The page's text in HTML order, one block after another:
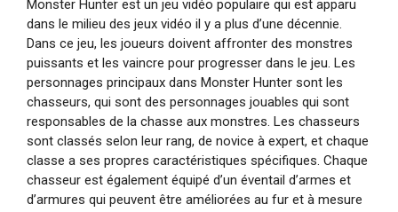
Monster Hunter est un jeu vidéo populaire qui est apparu
dans le milieu des jeux vidéo il y a plus d’une décennie.
Dans ce jeu, les joueurs doivent affronter des monstres
puissants et les vaincre pour progresser dans le jeu. Les
personnages principaux dans Monster Hunter sont les
chasseurs, qui sont des personnages jouables qui sont
responsables de la chasse aux monstres. Les chasseurs
sont classés selon leur rang, de novice à expert, et chaque
classe a ses propres caractéristiques spécifiques. Chaque
chasseur est également équipé d’un éventail d’armes et
d’armures qui peuvent être améliorées au fur et à mesure